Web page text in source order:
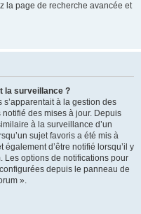
la page de recherche avancée et
la surveillance ?
à la gestion des
notifié des mises à jour. Depuis
à la surveillance d’un
sujet favoris a été mis à
d’être notifié lorsqu’il y
Les options de notifications pour
depuis le panneau de
».